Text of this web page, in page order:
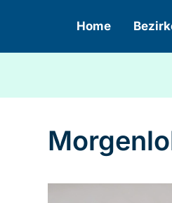
Home